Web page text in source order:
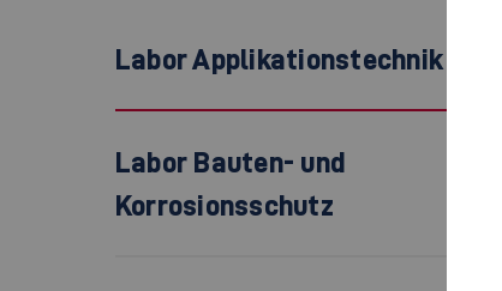
Labor Applikationstechnik
Labor Bauten- und
Korrosionsschutz